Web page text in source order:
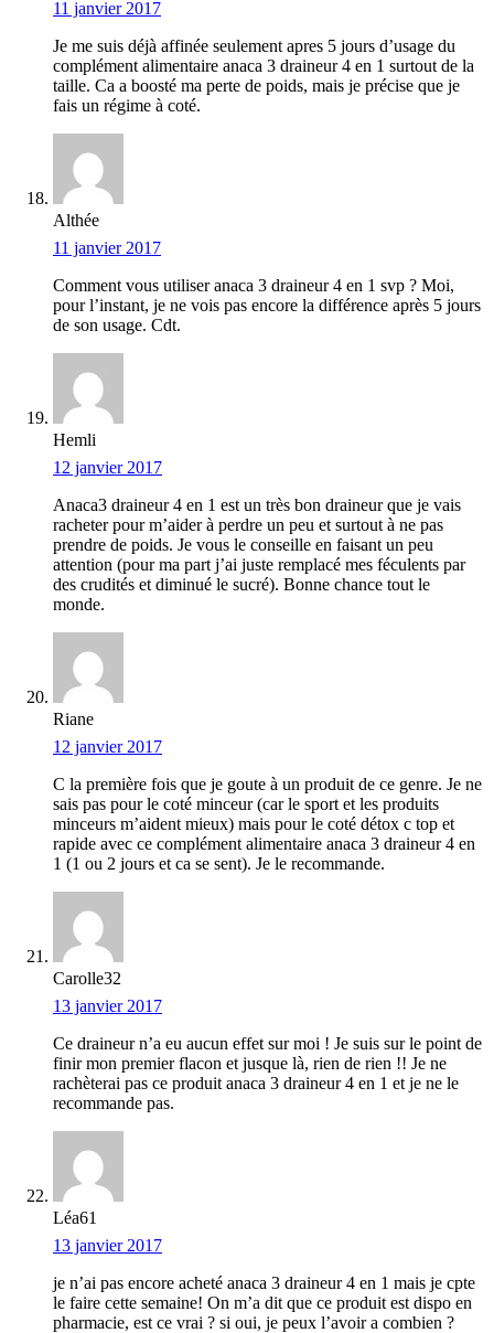
11 janvier 2017
Je me suis déjà affinée seulement apres 5 jours d’usage du
complément alimentaire anaca 3 draineur 4 en 1 surtout de la
taille. Ca a boosté ma perte de poids, mais je précise que je
fais un régime à coté.
Althée
11 janvier 2017
Comment vous utiliser anaca 3 draineur 4 en 1 svp ? Moi,
pour l’instant, je ne vois pas encore la différence après 5 jours
de son usage. Cdt.
Hemli
12 janvier 2017
Anaca3 draineur 4 en 1 est un très bon draineur que je vais
racheter pour m’aider à perdre un peu et surtout à ne pas
prendre de poids. Je vous le conseille en faisant un peu
attention (pour ma part j’ai juste remplacé mes féculents par
des crudités et diminué le sucré). Bonne chance tout le
monde.
Riane
12 janvier 2017
C la première fois que je goute à un produit de ce genre. Je ne
sais pas pour le coté minceur (car le sport et les produits
minceurs m’aident mieux) mais pour le coté détox c top et
rapide avec ce complément alimentaire anaca 3 draineur 4 en
1 (1 ou 2 jours et ca se sent). Je le recommande.
Carolle32
13 janvier 2017
Ce draineur n’a eu aucun effet sur moi ! Je suis sur le point de
finir mon premier flacon et jusque là, rien de rien !! Je ne
rachèterai pas ce produit anaca 3 draineur 4 en 1 et je ne le
recommande pas.
Léa61
13 janvier 2017
je n’ai pas encore acheté anaca 3 draineur 4 en 1 mais je cpte
le faire cette semaine! On m’a dit que ce produit est dispo en
pharmacie, est ce vrai ? si oui, je peux l’avoir a combien ?